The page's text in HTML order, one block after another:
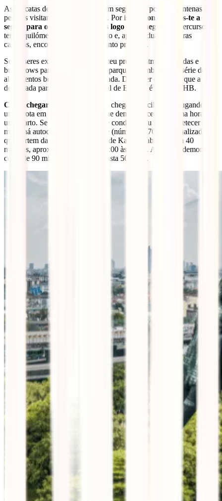
As cascatas de Erawan não são um segredo, e por isso centenas de
pessoas visitam-nas todos os dias. Por isso,
aconselhamos-te a
seguir para os níveis superiores logo que chegues.
O percurso
tem 2 quilómetros de comprimento e, após as duas primeiras
cascatas, encontrarás a paz que tanto procuras.
Se quiseres explorar o parque ao teu próprio ritmo, há tendas e
bungalows para alugar dentro do parque, e também uma série de
alojamentos bonitos perto da entrada. Deves ter em conta que a taxa
de entrada para o Parque Nacional de Erawan é de 300 THB.
Como chegar a Erawan?
Podes chegar lá facilmente alugando
uma mota em Kanchanaburi, o que demorará cerca de uma hora e
um quarto. Se não tiveres carta de condução ou não te apetecer ir de
mota, há autocarros para o parque (número 8170, bem sinalizados)
que partem da estação rodoviária de Kanchanaburi a cada 40
minutos, aproximadamente, das 8:00 às 17:00. A viagem demora
cerca de 90 minutos e o bilhete custa 50 THB.